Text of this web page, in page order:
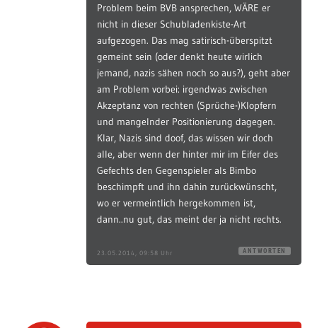
Problem beim BVB ansprechen, WÄRE er
nicht in dieser Schubladenkiste-Art
aufgezogen. Das mag satirisch-überspitzt
gemeint sein (oder denkt heute wirlich
jemand, nazis sähen noch so aus?), geht aber
am Problem vorbei: irgendwas zwischen
Akzeptanz von rechten (Sprüche-)Klopfern
und mangelnder Positionierung dagegen.
Klar, Nazis sind doof, das wissen wir doch
alle, aber wenn der hinter mir im Eifer des
Gefechts den Gegenspieler als Bimbo
beschimpft und ihn dahin zurückwünscht,
wo er vermeintlich hergekommen ist,
dann..nu gut, das meint der ja nicht rechts.
23.05.2014, 09:58 Uhr ANTWORTEN